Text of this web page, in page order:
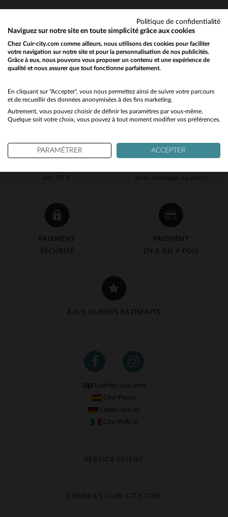
dès 50 €
pour échange ou avoir
PAIEMENT
SÉCURISÉ
PAIEMENT
EN 3 OU 4 FOIS
4,8/5 CLIENTS SATISFAITS
Leather-Jack.com
City-Piel.es
Leder-Jack.de
City-Pelle.it
SERVICE CLIENT
Échange & Remboursement
CONSEILS CUIR-CITY.COM
Would you like to be redirected to our English site?
No
Yes
Politique de confidentialité
Naviguez sur notre site en toute simplicité grâce aux cookies
Chez Cuir-city.com comme ailleurs, nous utilisons des cookies pour faciliter
votre navigation sur notre site et pour la personnalisation de nos publicités.
Grâce à eux, nous pouvons vous proposer un contenu et une expérience de
qualité et nous assurer que tout fonctionne parfaitement.
En cliquant sur "Accepter", vous nous permettez ainsi de suivre votre parcours
et de recueillir des données anonymisées à des fins marketing.
Autrement, vous pouvez choisir de définir les paramètres par vous-même.
Quelque soit votre choix, vous pouvez à tout moment modifier vos préférences.
PARAMÉTRER ACCEPTER